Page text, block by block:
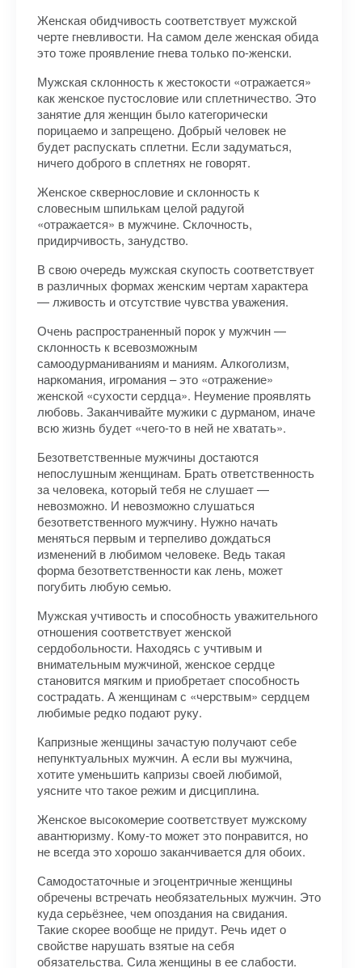
Женская обидчивость соответствует мужской
черте гневливости. На самом деле женская обида
это тоже проявление гнева только по-женски.
Мужская склонность к жестокости «отражается»
как женское пустословие или сплетничество. Это
занятие для женщин было категорически
порицаемо и запрещено. Добрый человек не
будет распускать сплетни. Если задуматься,
ничего доброго в сплетнях не говорят.
Женское сквернословие и склонность к
словесным шпилькам целой радугой
«отражается» в мужчине. Склочность,
придирчивость, занудство.
В свою очередь мужская скупость соответствует
в различных формах женским чертам характера
— лживость и отсутствие чувства уважения.
Очень распространенный порок у мужчин —
склонность к всевозможным
самоодурманиваниям и маниям. Алкоголизм,
наркомания, игромания – это «отражение»
женской «сухости сердца». Неумение проявлять
любовь. Заканчивайте мужики с дурманом, иначе
всю жизнь будет «чего-то в ней не хватать».
Безответственные мужчины достаются
непослушным женщинам. Брать ответственность
за человека, который тебя не слушает —
невозможно. И невозможно слушаться
безответственного мужчину. Нужно начать
меняться первым и терпеливо дождаться
изменений в любимом человеке. Ведь такая
форма безответственности как лень, может
погубить любую семью.
Мужская учтивость и способность уважительного
отношения соответствует женской
сердобольности. Находясь с учтивым и
внимательным мужчиной, женское сердце
становится мягким и приобретает способность
сострадать. А женщинам с «черствым» сердцем
любимые редко подают руку.
Капризные женщины зачастую получают себе
непунктуальных мужчин. А если вы мужчина,
хотите уменьшить капризы своей любимой,
уясните что такое режим и дисциплина.
Женское высокомерие соответствует мужскому
авантюризму. Кому-то может это понравится, но
не всегда это хорошо заканчивается для обоих.
Самодостаточные и эгоцентричные женщины
обречены встречать необязательных мужчин. Это
куда серьёзнее, чем опоздания на свидания.
Такие скорее вообще не придут. Речь идет о
свойстве нарушать взятые на себя
обязательства. Сила женщины в ее слабости.